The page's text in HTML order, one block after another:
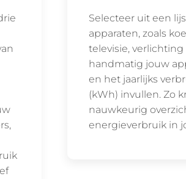
Selecteer uit een
apparaten, zoals
televisie,
handmatig jouw
en het jaarlijks
(kWh) invullen. Zo
nauwkeurig
energieverbruik in